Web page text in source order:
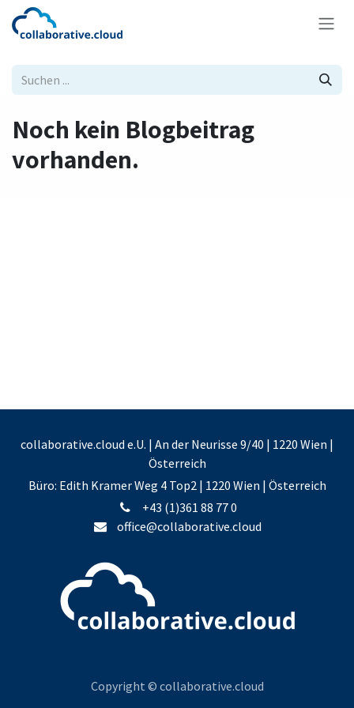
Zum Inhalt springen
Noch kein Blogbeitrag
vorhanden.
collaborative.cloud e.U. | An der Neurisse 9/40 | 1220 Wien |
Österreich
Büro: Edith Kramer Weg 4 Top2 | 1220 Wien | Österreich
+43 (1)361 88 77 0
office@collaborative.cloud
Copyright © collaborative.cloud